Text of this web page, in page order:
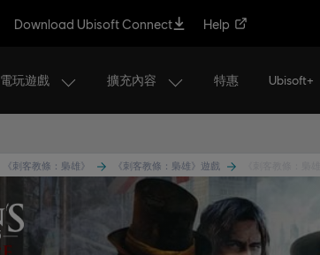
Download Ubisoft Connect Help
電玩遊戲 擴充內容 特惠 Ubisoft+
《刺客教條：梟雄》 《刺客教條：梟雄》遊戲